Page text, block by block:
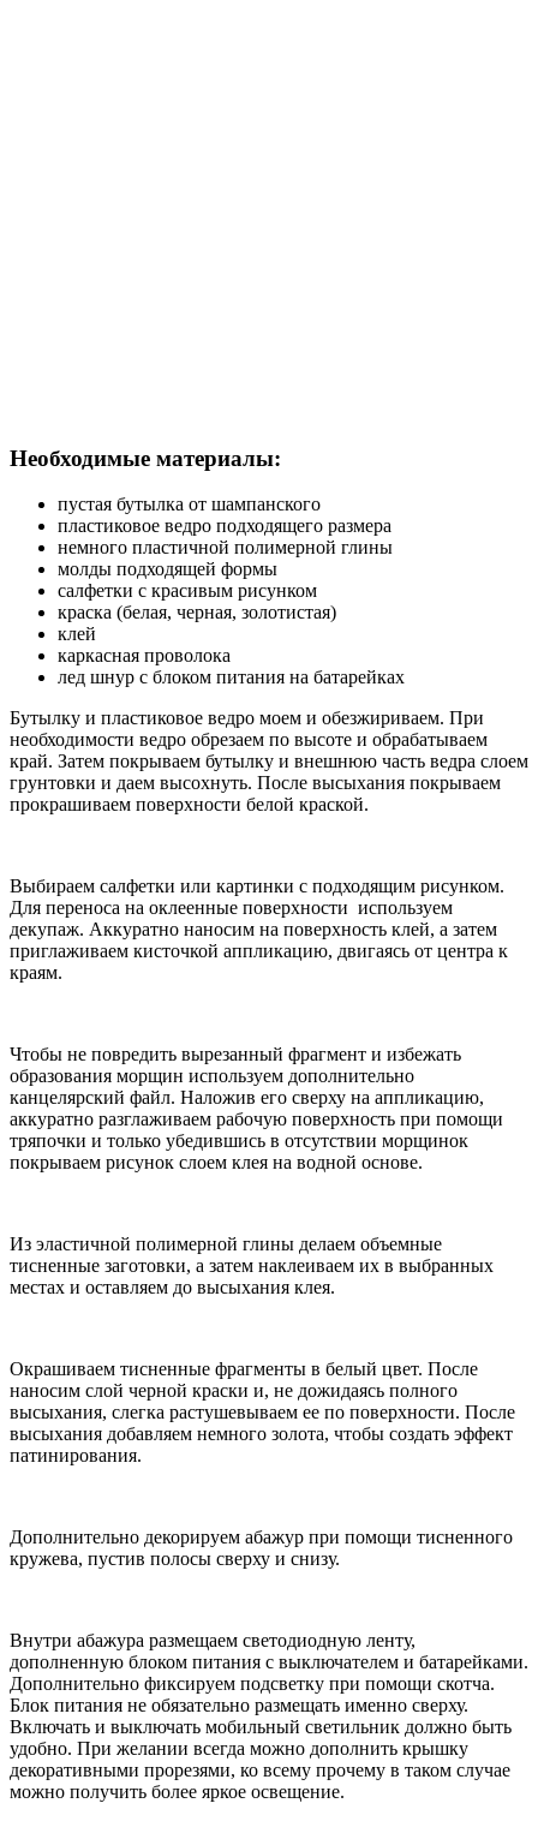
Необходимые материалы:
пустая бутылка от шампанского
пластиковое ведро подходящего размера
немного пластичной полимерной глины
молды подходящей формы
салфетки с красивым рисунком
краска (белая, черная, золотистая)
клей
каркасная проволока
лед шнур с блоком питания на батарейках
Бутылку и пластиковое ведро моем и обезжириваем. При
необходимости ведро обрезаем по высоте и обрабатываем
край. Затем покрываем бутылку и внешнюю часть ведра слоем
грунтовки и даем высохнуть. После высыхания покрываем
прокрашиваем поверхности белой краской.
Выбираем салфетки или картинки с подходящим рисунком.
Для переноса на оклеенные поверхности используем
декупаж. Аккуратно наносим на поверхность клей, а затем
приглаживаем кисточкой аппликацию, двигаясь от центра к
краям.
Чтобы не повредить вырезанный фрагмент и избежать
образования морщин используем дополнительно
канцелярский файл. Наложив его сверху на аппликацию,
аккуратно разглаживаем рабочую поверхность при помощи
тряпочки и только убедившись в отсутствии морщинок
покрываем рисунок слоем клея на водной основе.
Из эластичной полимерной глины делаем объемные
тисненные заготовки, а затем наклеиваем их в выбранных
местах и оставляем до высыхания клея.
Окрашиваем тисненные фрагменты в белый цвет. После
наносим слой черной краски и, не дожидаясь полного
высыхания, слегка растушевываем ее по поверхности. После
высыхания добавляем немного золота, чтобы создать эффект
патинирования.
Дополнительно декорируем абажур при помощи тисненного
кружева, пустив полосы сверху и снизу.
Внутри абажура размещаем светодиодную ленту,
дополненную блоком питания с выключателем и батарейками.
Дополнительно фиксируем подсветку при помощи скотча.
Блок питания не обязательно размещать именно сверху.
Включать и выключать мобильный светильник должно быть
удобно. При желании всегда можно дополнить крышку
декоративными прорезями, ко всему прочему в таком случае
можно получить более яркое освещение.